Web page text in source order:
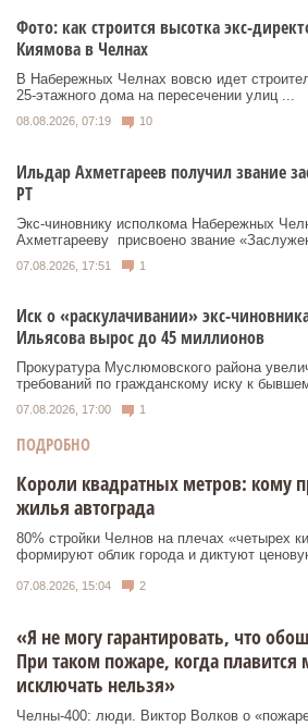
Фото: как строится высотка экс-
Киямова в Челнах
В Набережных Челнах вовсю идет
25‑этажного дома на пересечении улиц ...
08.08.2026, 07:19 10
Ильдар Ахметгареев получил звание
РТ
Экс‑чиновнику исполкома Набережных
Ахметгарееву присвоено звание
07.08.2026, 17:51 1
Иск о «раскулачивании» экс-
Ильясова вырос до 45 миллионов
Прокуратура Муслюмовского района
требований по гражданскому иску к
07.08.2026, 17:00 1
ПОДРОБНО
Короли квадратных метров: кому
жилья автограда
80% стройки Челнов на плечах «четырех
формируют облик города и диктуют
07.08.2026, 15:04 2
«Я не могу гарантировать, что
При таком пожаре, когда плавится
исключать нельзя»
Челны-400: люди. Виктор Волков о